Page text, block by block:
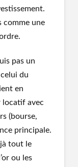
comme une
pas un
du
en
locatif avec
(bourse,
principale.
tout le
ou les